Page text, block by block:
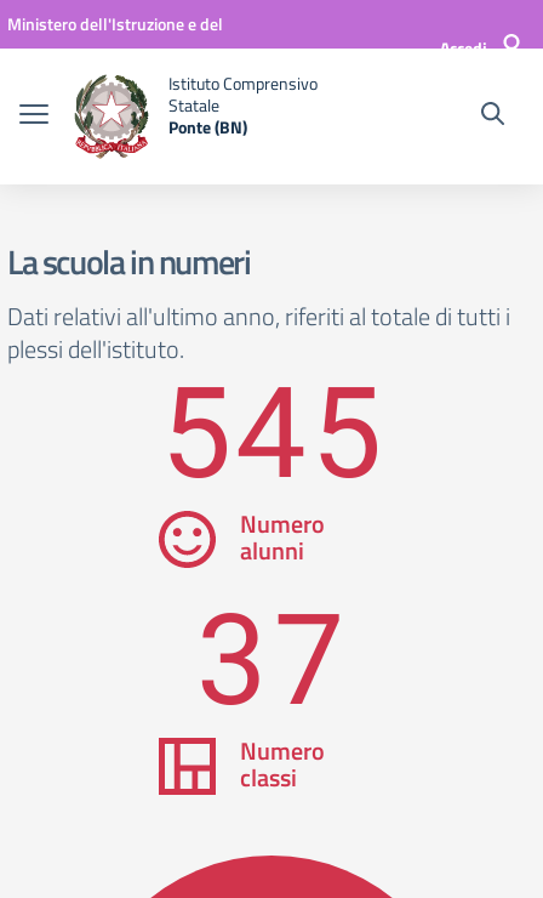
Vai ai contenuti
Vai al menu di navigazione
Vai al footer
Ministero dell'Istruzione e del
Accedi
Istituto Comprensivo
Statale
Ponte (BN)
La scuola in numeri
Dati relativi all'ultimo anno, riferiti al totale di tutti i
plessi dell'istituto.545
Numero
alunni
37
Numero
classi